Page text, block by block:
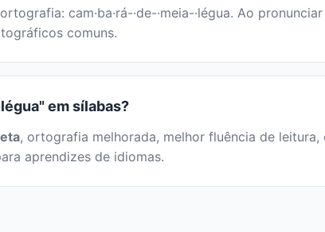
cam·ba·rá-·de-·meia-·légua. Ao
comuns.
em sílabas?
, ortografia melhorada, melhor fluência de
aprendizes de idiomas.